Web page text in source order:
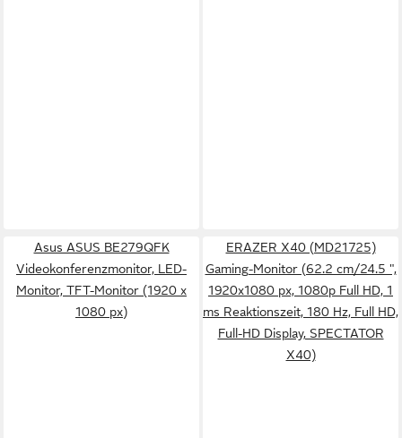
Asus ASUS BE279QFK
Videokonferenzmonitor, LED-
Monitor, TFT-Monitor (1920 x
1080 px)
ERAZER X40 (MD21725)
Gaming-Monitor (62.2 cm/24.5 ",
1920x1080 px, 1080p Full HD, 1
ms Reaktionszeit, 180 Hz, Full HD,
Full-HD Display, SPECTATOR
X40)